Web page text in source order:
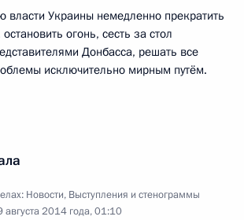
власти Украины немедленно прекратить
огонь, сесть за стол
Донбасса, решать все
исключительно мирным путём.
Новости, Выступления и стенограммы
августа 2014 года, 01:10